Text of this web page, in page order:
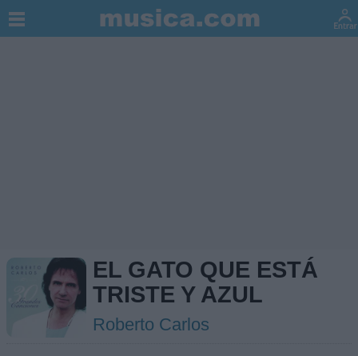
EL GATO QUE ESTÁ
TRISTE Y AZUL
Roberto Carlos